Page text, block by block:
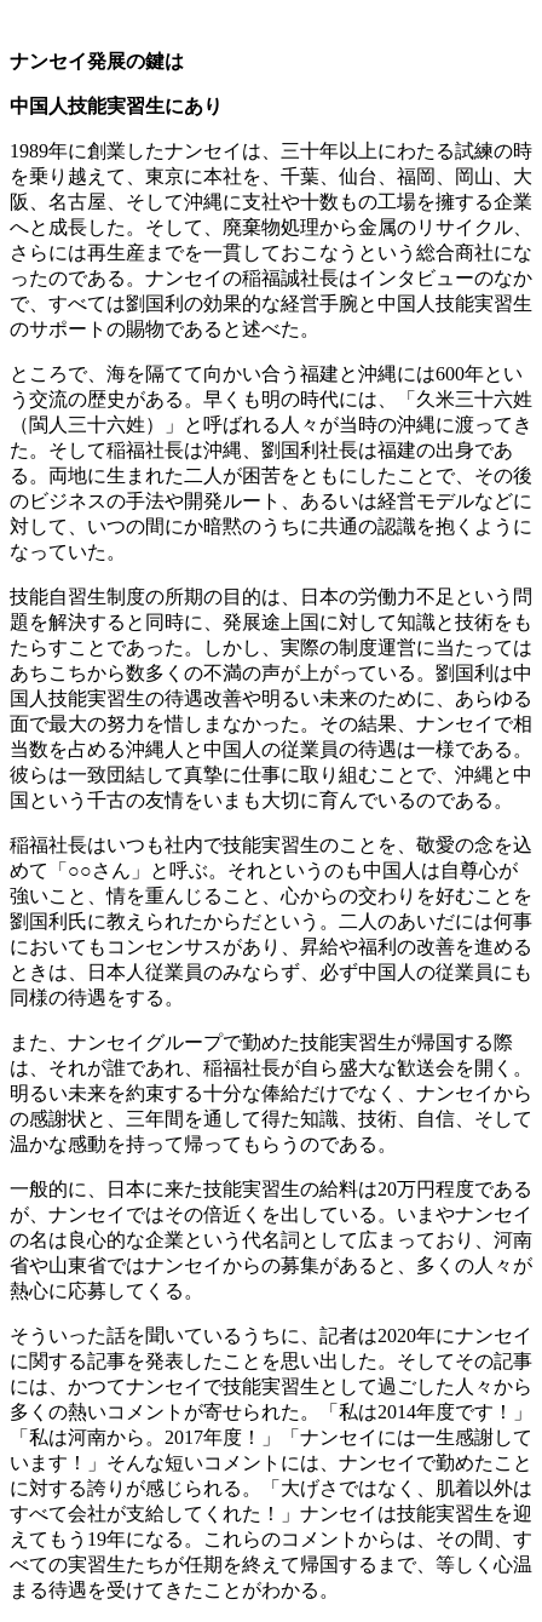
ナンセイ発展の鍵は
中国人技能実習生にあり
1989年に創業したナンセイは、三十年以上にわたる試練の時
を乗り越えて、東京に本社を、千葉、仙台、福岡、岡山、大
阪、名古屋、そして沖縄に支社や十数もの工場を擁する企業
へと成長した。そして、廃棄物処理から金属のリサイクル、
さらには再生産までを一貫しておこなうという総合商社にな
ったのである。ナンセイの稲福誠社長はインタビューのなか
で、すべては劉国利の効果的な経営手腕と中国人技能実習生
のサポートの賜物であると述べた。
ところで、海を隔てて向かい合う福建と沖縄には600年とい
う交流の歴史がある。早くも明の時代には、「久米三十六姓
（閩人三十六姓）」と呼ばれる人々が当時の沖縄に渡ってき
た。そして稲福社長は沖縄、劉国利社長は福建の出身であ
る。両地に生まれた二人が困苦をともにしたことで、その後
のビジネスの手法や開発ルート、あるいは経営モデルなどに
対して、いつの間にか暗黙のうちに共通の認識を抱くように
なっていた。
技能自習生制度の所期の目的は、日本の労働力不足という問
題を解決すると同時に、発展途上国に対して知識と技術をも
たらすことであった。しかし、実際の制度運営に当たっては
あちこちから数多くの不満の声が上がっている。劉国利は中
国人技能実習生の待遇改善や明るい未来のために、あらゆる
面で最大の努力を惜しまなかった。その結果、ナンセイで相
当数を占める沖縄人と中国人の従業員の待遇は一様である。
彼らは一致団結して真摯に仕事に取り組むことで、沖縄と中
国という千古の友情をいまも大切に育んでいるのである。
稲福社長はいつも社内で技能実習生のことを、敬愛の念を込
めて「○○さん」と呼ぶ。それというのも中国人は自尊心が
強いこと、情を重んじること、心からの交わりを好むことを
劉国利氏に教えられたからだという。二人のあいだには何事
においてもコンセンサスがあり、昇給や福利の改善を進める
ときは、日本人従業員のみならず、必ず中国人の従業員にも
同様の待遇をする。
また、ナンセイグループで勤めた技能実習生が帰国する際
は、それが誰であれ、稲福社長が自ら盛大な歓送会を開く。
明るい未来を約束する十分な俸給だけでなく、ナンセイから
の感謝状と、三年間を通して得た知識、技術、自信、そして
温かな感動を持って帰ってもらうのである。
一般的に、日本に来た技能実習生の給料は20万円程度である
が、ナンセイではその倍近くを出している。いまやナンセイ
の名は良心的な企業という代名詞として広まっており、河南
省や山東省ではナンセイからの募集があると、多くの人々が
熱心に応募してくる。
そういった話を聞いているうちに、記者は2020年にナンセイ
に関する記事を発表したことを思い出した。そしてその記事
には、かつてナンセイで技能実習生として過ごした人々から
多くの熱いコメントが寄せられた。「私は2014年度です！」
「私は河南から。2017年度！」「ナンセイには一生感謝して
います！」そんな短いコメントには、ナンセイで勤めたこと
に対する誇りが感じられる。「大げさではなく、肌着以外は
すべて会社が支給してくれた！」ナンセイは技能実習生を迎
えてもう19年になる。これらのコメントからは、その間、す
べての実習生たちが任期を終えて帰国するまで、等しく心温
まる待遇を受けてきたことがわかる。